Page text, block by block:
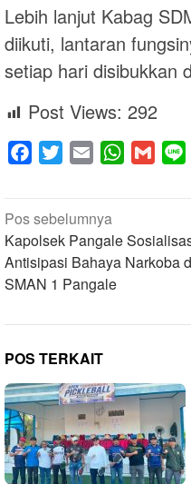
Lebih lanjut Kabag
diikuti, lantaran
setiap hari disibukkan
Post Views: 292
Facebook
Twitter Email WhatsApp
Gmail
Navigasi
pos
Pos sebelumnya
Kapolsek Pangale
Antisipasi Bahaya Narkoba
SMAN 1 Pangale
POS TERKAIT